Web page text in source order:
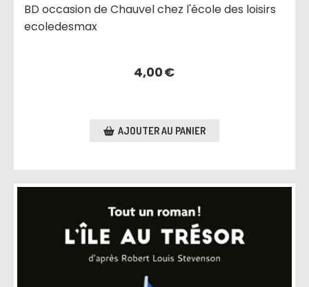
BD occasion de Chauvel chez l'école des loisirs
ecoledesmax
4,00€
AJOUTER AU PANIER